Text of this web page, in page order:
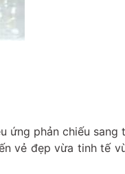
ứng phản chiếu sang
vẻ đẹp vừa tinh tế